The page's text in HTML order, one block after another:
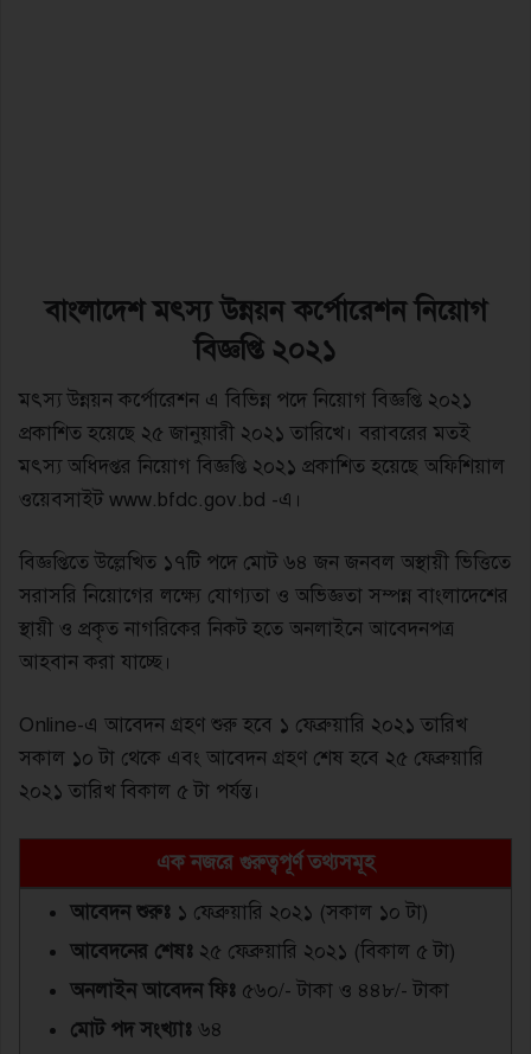
বাংলাদেশ মৎস্য উন্নয়ন কর্পোরেশন নিয়োগ
বিজ্ঞপ্তি ২০২১
মৎস্য উন্নয়ন কর্পোরেশন এ বিভিন্ন পদে নিয়োগ বিজ্ঞপ্তি ২০২১
প্রকাশিত হয়েছে ২৫ জানুয়ারী ২০২১ তারিখে। বরাবরের মতই
মৎস্য অধিদপ্তর নিয়োগ বিজ্ঞপ্তি ২০২১ প্রকাশিত হয়েছে অফিশিয়াল
ওয়েবসাইট www.bfdc.gov.bd -এ।
বিজ্ঞপ্তিতে উল্লেখিত ১৭টি পদে মোট ৬৪ জন জনবল অস্থায়ী ভিত্তিতে
সরাসরি নিয়োগের লক্ষ্যে যোগ্যতা ও অভিজ্ঞতা সম্পন্ন বাংলাদেশের
স্থায়ী ও প্রকৃত নাগরিকের নিকট হতে অনলাইনে আবেদনপত্র
আহবান করা যাচ্ছে।
Online-এ আবেদন গ্রহণ শুরু হবে ১ ফেব্রুয়ারি ২০২১ তারিখ
সকাল ১০ টা থেকে এবং আবেদন গ্রহণ শেষ হবে ২৫ ফেব্রুয়ারি
২০২১ তারিখ বিকাল ৫ টা পর্যন্ত।
এক নজরে গুরুত্বপূর্ণ তথ্যসমূহ
আবেদন শুরুঃ১ ফেব্রুয়ারি ২০২১ (সকাল ১০ টা)
আবেদনের শেষঃ২৫ ফেব্রুয়ারি ২০২১ (বিকাল ৫ টা)
অনলাইন আবেদন ফিঃ৫৬০/- টাকা ও ৪৪৮/- টাকা
মোট পদ সংখ্যাঃ৬৪